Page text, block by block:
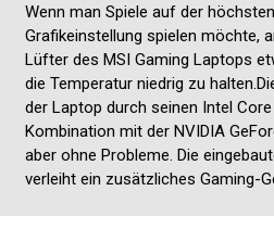
Wenn man Spiele auf der höchsten
Grafikeinstellung spielen möchte,
Lüfter des MSI Gaming Laptops
die Temperatur niedrig zu
der Laptop durch seinen Intel
Kombination mit der NVIDIA
aber ohne Probleme. Die
verleiht ein zusätzliches Gaming-